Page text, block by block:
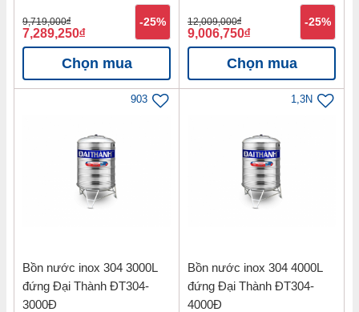
9,719,000đ
7,289,250đ
-25%
Chọn mua
12,009,000đ
9,006,750đ
-25%
Chọn mua
903
Bồn nước inox 304 3000L
đứng Đại Thành ĐT304-
3000Đ
1,3N
Bồn nước inox 304 4000L
đứng Đại Thành ĐT304-
4000Đ